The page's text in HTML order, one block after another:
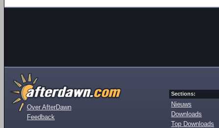
Over AfterDawn
Feedback
Sections:
Nieuws
Downloads
Top Downloads